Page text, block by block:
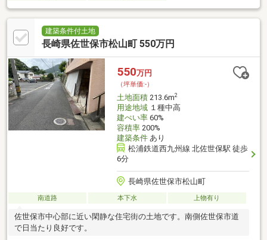
建築条件付土地
長崎県佐世保市松山町 550万円
550万円
（坪単価:-）
土地面積213.6m2
用途地域１種中高
建ぺい率60%
容積率200%
建築条件あり
松浦鉄道西九州線 北佐世保駅 徒歩
6分
長崎県佐世保市松山町
南道路 本下水 上物有り
佐世保市中心部に近い閑静な住宅街の土地です。南側佐世保市道
で日当たり良好です。